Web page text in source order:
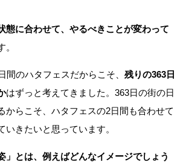
態に合わせて、やるべきことが変わって
。
間のハタフェスだからこそ、 残りの363日
はずっと考えてきました。363日の街の日
からこそ、ハタフェスの2日間も合わせて
いきたいと思っています。
」とは、例えばどんなイメージでしょう